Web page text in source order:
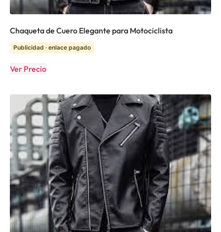
Chaqueta de Cuero Elegante para Motociclista
Publicidad · enlace pagado
Ver Precio